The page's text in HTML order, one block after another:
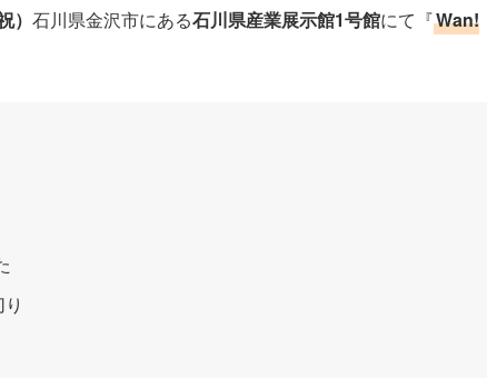
） 石川県金沢市にある石川県産業展示館1号館にて『Wan!